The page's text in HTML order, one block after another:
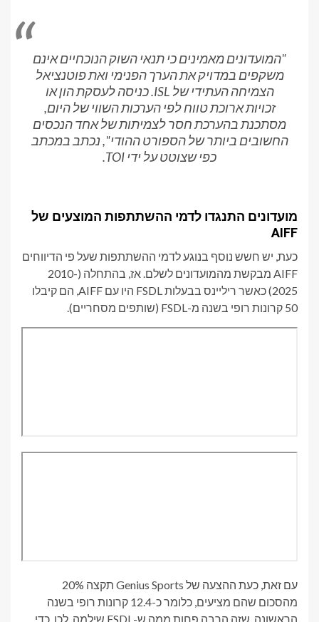
"המועדונים מאמינים כי תנאי השוק הנוכחיים אינם
משקפים במדויק את הערך הפנימי ואת פוטנציאל
הצמיחה העתידי של ISL. כניסה לעסקת הון או
זכויות ארוכת טווח לפי הערכות השווי של היום,
מסתכנת בהערכת חסר לצמיתות של אחד הנכסים
החשובים ביותר של הספורט ההודי", נכתב במכתב
כפי שצוטט על ידי TOI.
מועדונים התנגדו לדמי ההשתתפות המוצעים של
AIFF
כעת, יש חשש נוסף בנוגע לדמי ההשתתפות שעל פי הדיווחים
AIFF מבקשת מהמועדונים לשלם. אז, בהתחלה (2010-
2025) כאשר ריליינס בבעלות FSDL היו עם AIFF, הם קיבלו
50 קרונות רופי בשנה מ-FSDL (שותפים מסחריים).
עם זאת, כעת ההצעה של Genius Sports תקצה 20%
מהסכום שהם מציעים, כלומר כ-12.4 קרונות רופי בשנה
הראשונה, שזה הרבה פחות ממה ש-FSDL שילמה. לכן, כדי